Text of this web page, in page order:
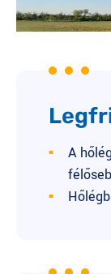
A